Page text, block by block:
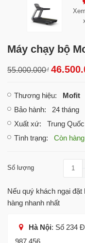
Máy chạy bộ
55.000.000₫
Thương hiệu: Mofit
Bảo hành: 24 tháng
Xuất xứ: Trung Quốc
Tình trạng: Còn hàng
Số lượng
Nếu quý khách ngại đặt
hàng nhanh nhất
Hà Nội: Số 234
987 456